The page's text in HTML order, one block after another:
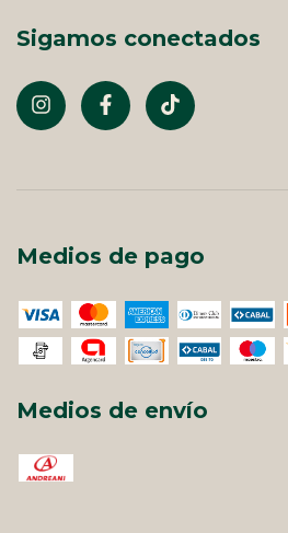
Sigamos conectados
Medios de pago
Medios de envío